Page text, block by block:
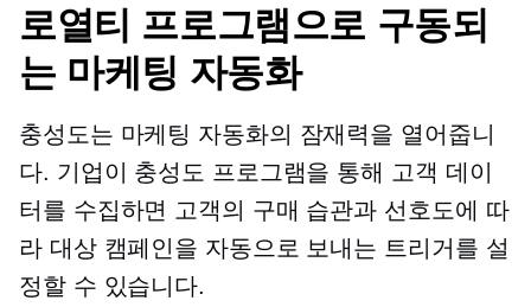
로열티 프로그램으로 구동되
는 마케팅 자동화
충성도는 마케팅 자동화의 잠재력을 열어줍니
다. 기업이 충성도 프로그램을 통해 고객 데이
터를 수집하면 고객의 구매 습관과 선호도에 따
라 대상 캠페인을 자동으로 보내는 트리거를 설
정할 수 있습니다.